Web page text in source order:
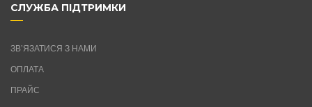
СЛУЖБА ПІДТРИМКИ
ЗВ’ЯЗАТИСЯ З НАМИ
ОПЛАТА
ПРАЙС